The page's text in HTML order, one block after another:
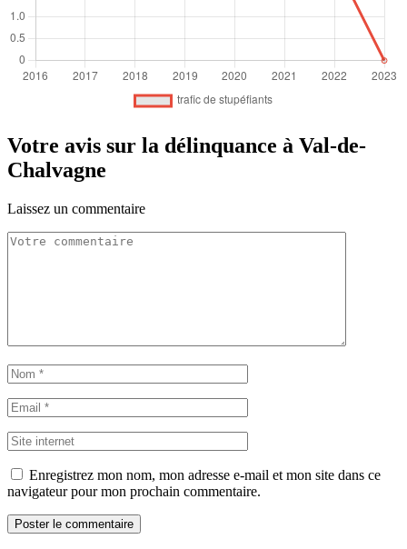
Votre avis sur la délinquance à Val-de-
Chalvagne
Laissez un commentaire
Enregistrez mon nom, mon adresse e-mail et mon site dans ce
navigateur pour mon prochain commentaire.